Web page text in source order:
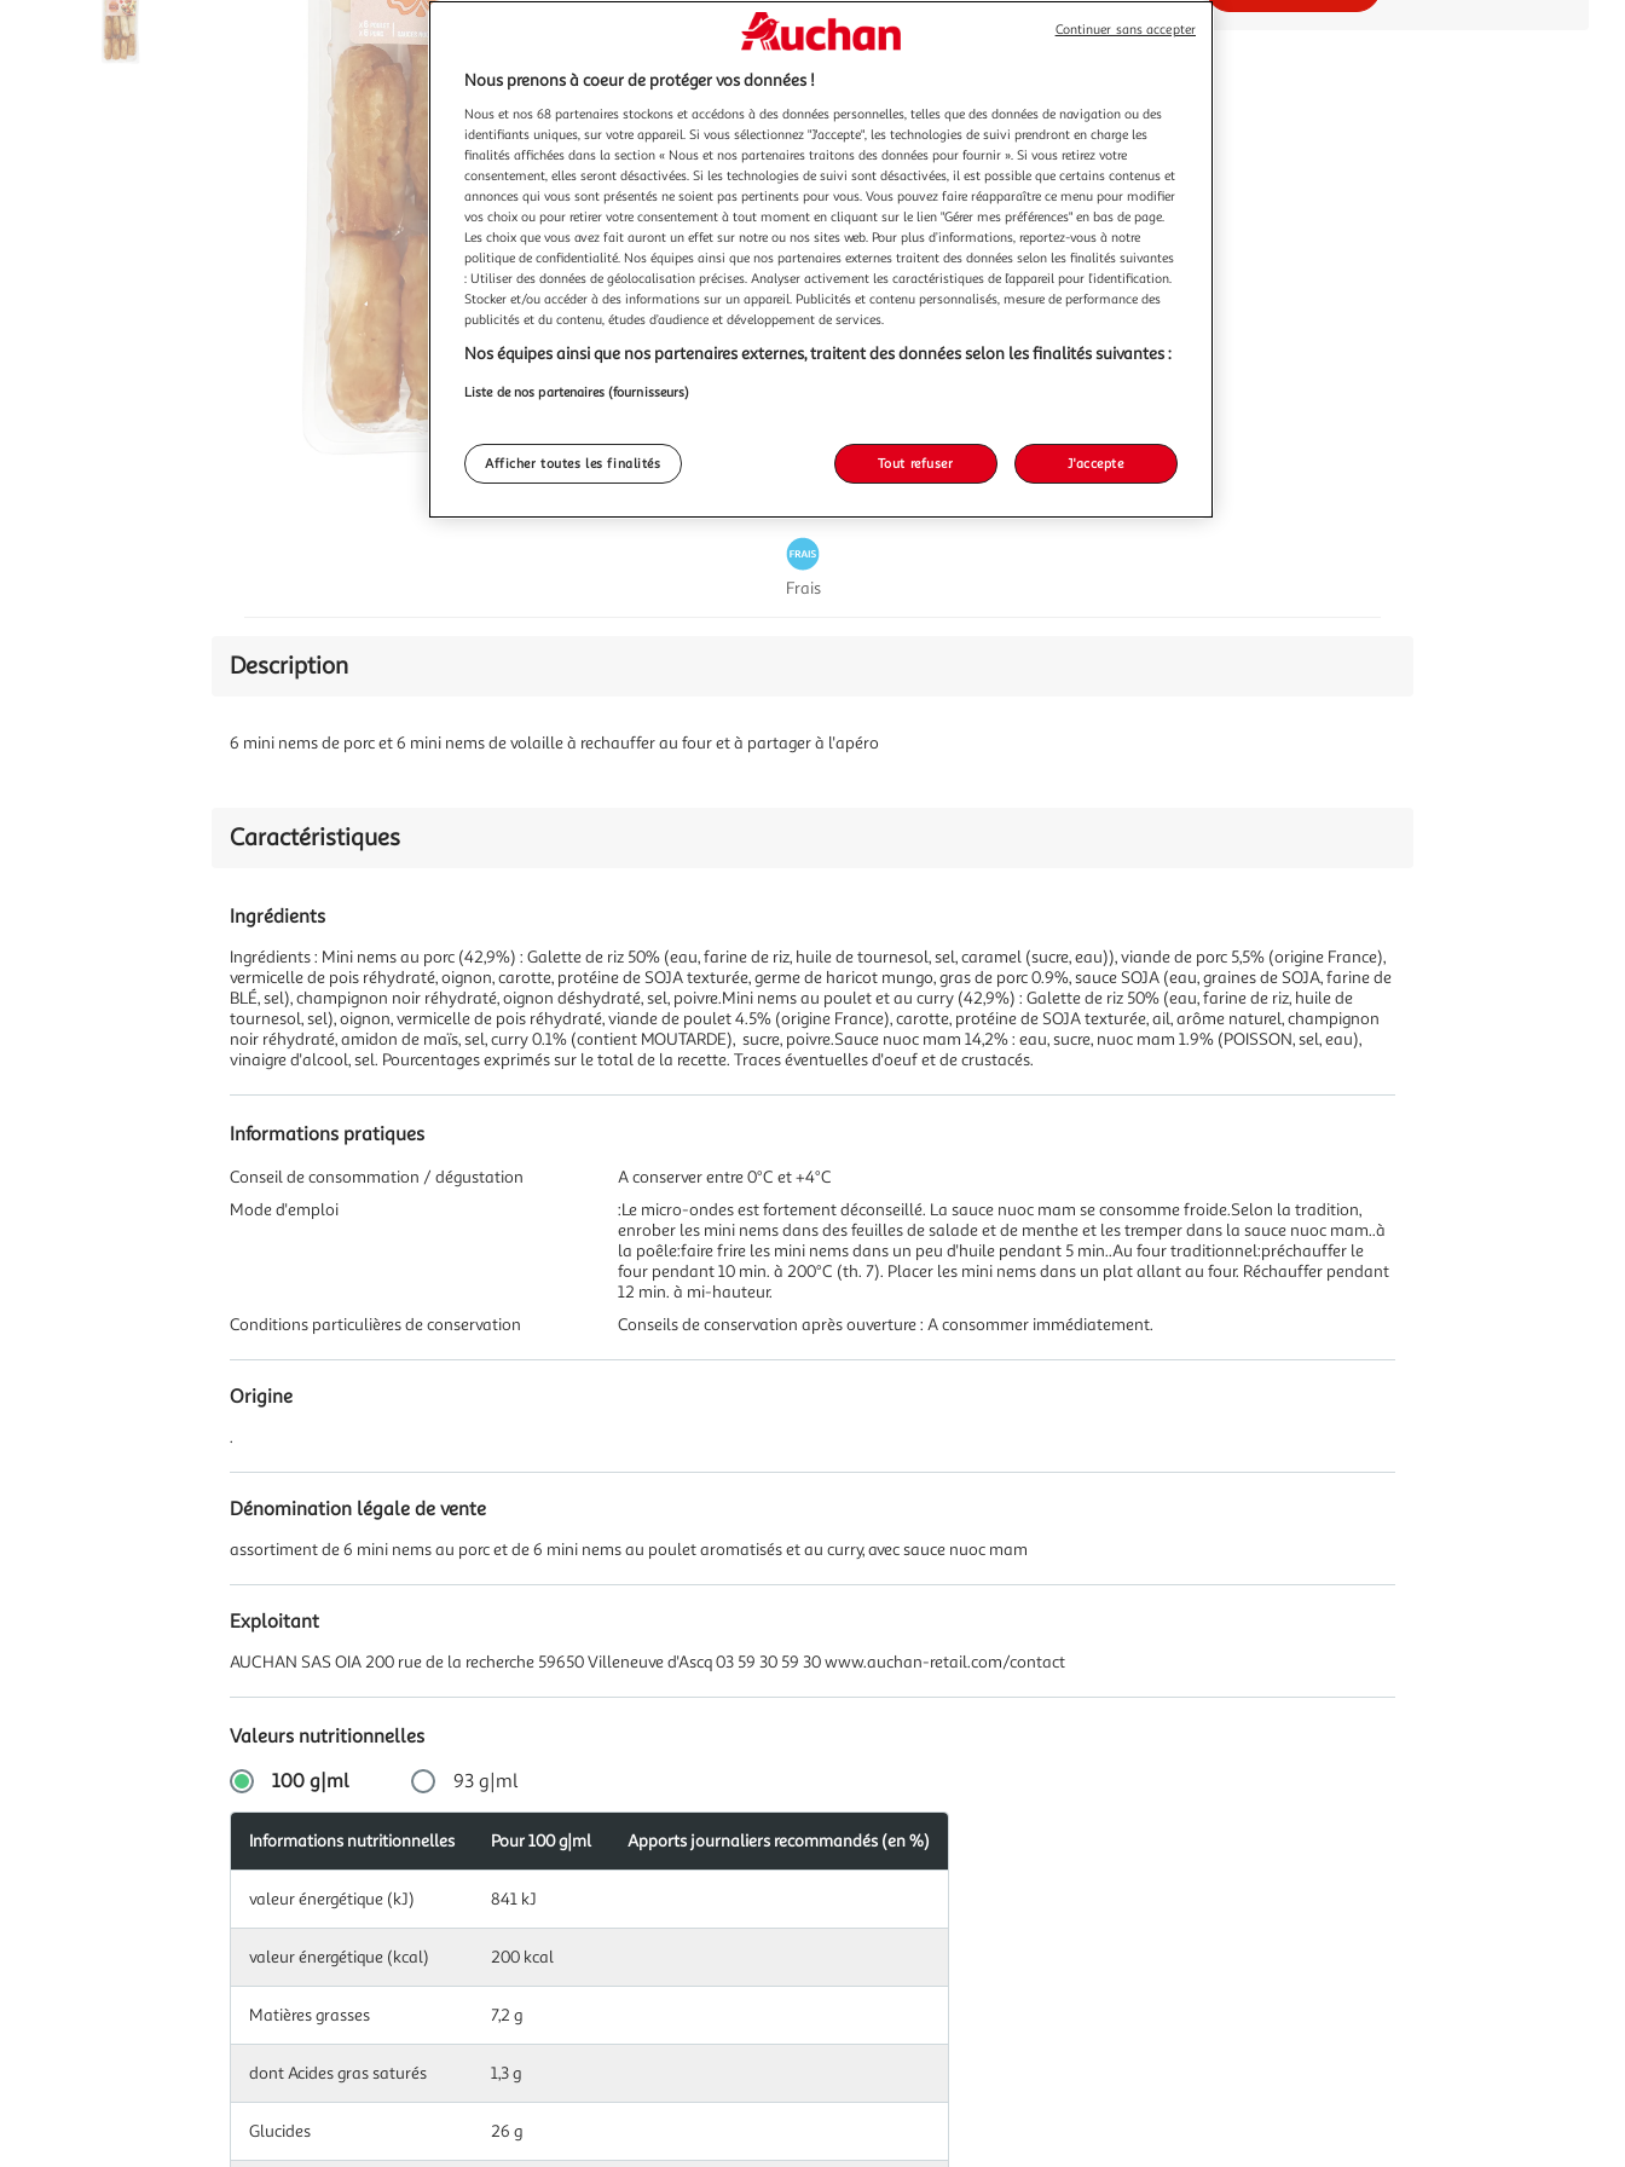
Frais
Description
6 mini nems de porc et 6 mini nems de volaille à rechauffer au four et à partager à l'apéro
Caractéristiques
Ingrédients
Ingrédients : Mini nems au porc (42,9%) : Galette de riz 50% (eau, farine de riz, huile de tournesol, sel, caramel (sucre, eau)), viande de porc 5,5% (origine France),
vermicelle de pois réhydraté, oignon, carotte, protéine de SOJA texturée, germe de haricot mungo, gras de porc 0.9%, sauce SOJA (eau, graines de SOJA, farine de
BLÉ, sel), champignon noir réhydraté, oignon déshydraté, sel, poivre.Mini nems au poulet et au curry (42,9%) : Galette de riz 50% (eau, farine de riz, huile de
tournesol, sel), oignon, vermicelle de pois réhydraté, viande de poulet 4.5% (origine France), carotte, protéine de SOJA texturée, ail, arôme naturel, champignon
noir réhydraté, amidon de maïs, sel, curry 0.1% (contient MOUTARDE), sucre, poivre.Sauce nuoc mam 14,2% : eau, sucre, nuoc mam 1.9% (POISSON, sel, eau),
vinaigre d'alcool, sel. Pourcentages exprimés sur le total de la recette. Traces éventuelles d'oeuf et de crustacés.
Informations pratiques
Conseil de consommation / dégustation
A conserver entre 0°C et +4°C
Mode d'emploi
:Le micro-ondes est fortement déconseillé. La sauce nuoc mam se consomme froide.Selon la tradition,
enrober les mini nems dans des feuilles de salade et de menthe et les tremper dans la sauce nuoc mam..à
la poêle:faire frire les mini nems dans un peu d'huile pendant 5 min..Au four traditionnel:préchauffer le
four pendant 10 min. à 200°C (th. 7). Placer les mini nems dans un plat allant au four. Réchauffer pendant
12 min. à mi-hauteur.
Conditions particulières de conservation
Conseils de conservation après ouverture : A consommer immédiatement.
Origine
.
Dénomination légale de vente
assortiment de 6 mini nems au porc et de 6 mini nems au poulet aromatisés et au curry, avec sauce nuoc mam
Exploitant
AUCHAN SAS OIA 200 rue de la recherche 59650 Villeneuve d'Ascq 03 59 30 59 30 www.auchan-retail.com/contact
Valeurs nutritionnelles
100 g|ml
93 g|ml
nutritionnelles
pour
g|ml
Informations nutritionnelles Pour 100 g|ml Apports journaliers recommandés (en %)
valeur énergétique (kJ) 841 kJ
valeur énergétique (kcal) 200 kcal
Matières grasses 7,2 g
dont Acides gras saturés 1,3 g
Glucides 26 g
nutritionnelles
pour
g|ml
Pour
93
g|ml
Apports
(en %)
valeur
énergétique
kJ
énergétique
(kcal)
186
Matières
Nous prenons à coeur de protéger vos données !
Nous et nos 68 partenaires stockons et accédons à des données personnelles, telles que des données de navigation ou des
identifiants uniques, sur votre appareil. Si vous sélectionnez "J'accepte", les technologies de suivi prendront en charge les
finalités affichées dans la section « Nous et nos partenaires traitons des données pour fournir ». Si vous retirez votre
consentement, elles seront désactivées. Si les technologies de suivi sont désactivées, il est possible que certains contenus et
annonces qui vous sont présentés ne soient pas pertinents pour vous. Vous pouvez faire réapparaître ce menu pour modifier
vos choix ou pour retirer votre consentement à tout moment en cliquant sur le lien "Gérer mes préférences" en bas de page.
Les choix que vous avez fait auront un effet sur notre ou nos sites web. Pour plus d’informations, reportez-vous à notre
politique de confidentialité. Nos équipes ainsi que nos partenaires externes traitent des données selon les finalités suivantes
: Utiliser des données de géolocalisation précises. Analyser activement les caractéristiques de l’appareil pour l’identification.
Stocker et/ou accéder à des informations sur un appareil. Publicités et contenu personnalisés, mesure de performance des
publicités et du contenu, études d’audience et développement de services.
Nos équipes ainsi que nos partenaires externes, traitent des données selon les finalités suivantes :
Liste de nos partenaires (fournisseurs)
Afficher toutes les finalités Tout refuser J'accepte
Continuer sans accepter